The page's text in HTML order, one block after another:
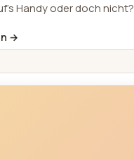
Handy oder doch nicht?
→